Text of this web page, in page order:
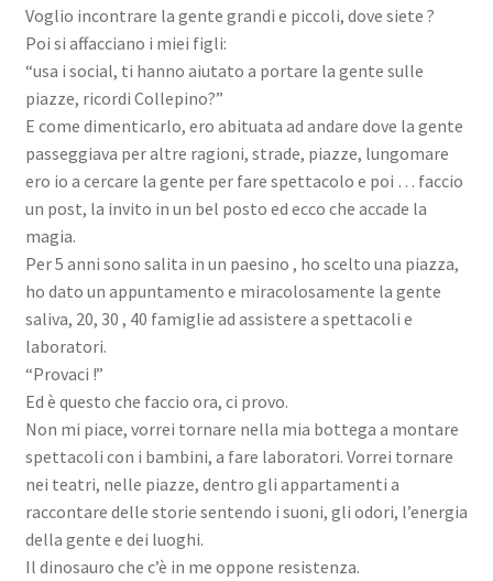
Voglio incontrare la gente grandi e piccoli, dove siete ?
Poi si affacciano i miei figli:
“usa i social, ti hanno aiutato a portare la gente sulle
piazze, ricordi Collepino?”
E come dimenticarlo, ero abituata ad andare dove la gente
passeggiava per altre ragioni, strade, piazze, lungomare
ero io a cercare la gente per fare spettacolo e poi … faccio
un post, la invito in un bel posto ed ecco che accade la
magia.
Per 5 anni sono salita in un paesino , ho scelto una piazza,
ho dato un appuntamento e miracolosamente la gente
saliva, 20, 30 , 40 famiglie ad assistere a spettacoli e
laboratori.
“Provaci !”
Ed è questo che faccio ora, ci provo.
Non mi piace, vorrei tornare nella mia bottega a montare
spettacoli con i bambini, a fare laboratori. Vorrei tornare
nei teatri, nelle piazze, dentro gli appartamenti a
raccontare delle storie sentendo i suoni, gli odori, l’energia
della gente e dei luoghi.
Il dinosauro che c’è in me oppone resistenza.